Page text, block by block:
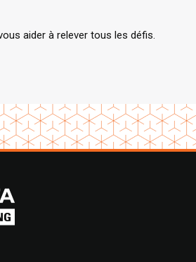
aider à relever tous les défis.